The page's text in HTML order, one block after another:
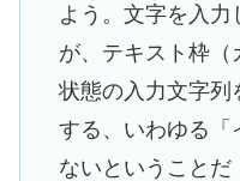
よう。文字を入
が、テキスト枠（
状態の入力文字列
する、いわゆる「
ないということだ